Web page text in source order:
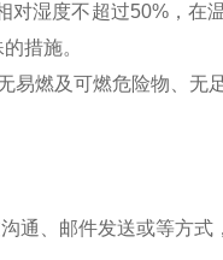
对湿度不超过50%，在
措施。
易燃及可燃危险物、无
通、邮件发送或等方式